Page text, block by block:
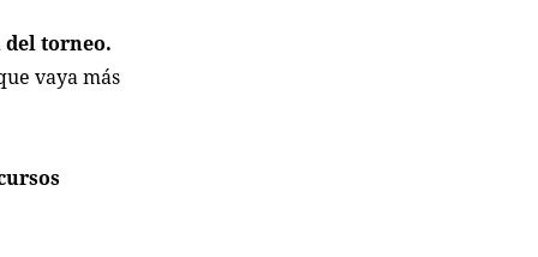
torneo.
vaya más